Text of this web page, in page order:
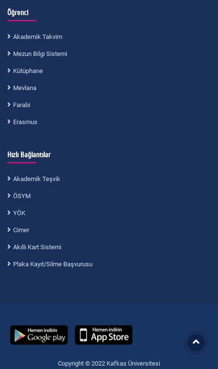
Öğrenci
Akademik Takvim
Mezun Bilgi Sistemi
Kütüphane
Mevlana
Farabi
Erasmus
Hızlı Bağlantılar
Akademik Teşvik
ÖSYM
YÖK
Cimer
Akıllı Kart Sistemi
Plaka Kayıt/Silme Başvurusu
Copyright © 2022 Kafkas Üniversitesi